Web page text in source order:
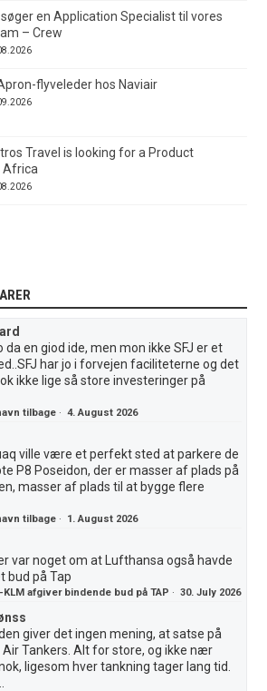
søger en Application Specialist til vores
– Crew
flyveleder hos Naviair
Travel is looking for a Product
Africa
da en giod ide, men mon ikke SFJ er et
har jo i forvejen faciliteterne og det
ikke lige så store investeringer på
tilbage ·4. August 2026
ville være et perfekt sted at parkere de
P8 Poseidon, der er masser af plads på
masser af plads til at bygge flere
tilbage · 1. August 2026
var noget om at Lufthansa også havde
bud på Tap
KLM afgiver bindende bud på TAP ·30. July 2026
giver det ingen mening, at satse på
Air Tankers. Alt for store, og ikke nær
ligesom hver tankning tager lang tid.